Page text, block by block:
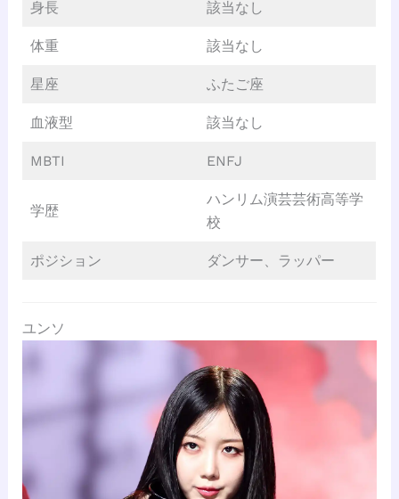
身長 該当なし
体重 該当なし
星座 ふたご座
血液型 該当なし
MBTI ENFJ
学歴
ハンリム演芸芸術高等学
校
ポジション ダンサー、ラッパー
ユンソ